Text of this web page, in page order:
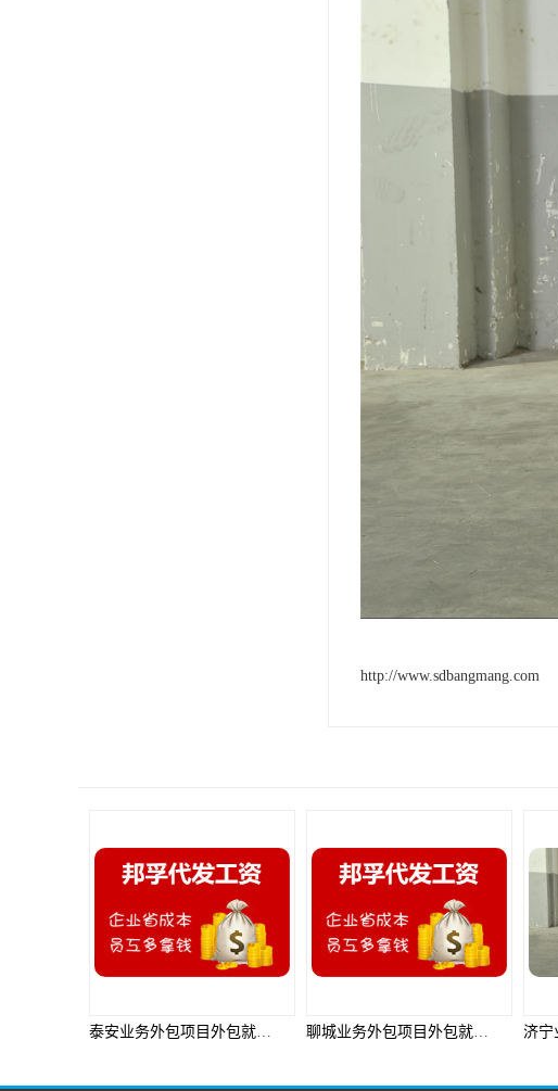
http://www.sdbangmang.com
泰安业务外包项目外包就选邦孚人力_全方位企业用工解决方案 聊城业务外包项目外包就选邦孚人力_全方位企业用工解决方案